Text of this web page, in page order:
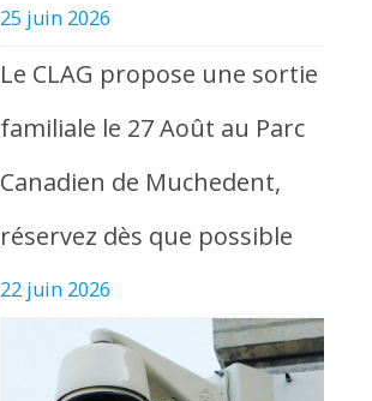
25 juin 2026
Le CLAG propose une sortie
familiale le 27 Août au Parc
Canadien de Muchedent,
réservez dès que possible
22 juin 2026